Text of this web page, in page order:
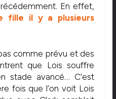
En effet,
fille il y a plusieurs
comme prévu et des
que Lois souffre
stade avancé… C’est
fois que l’on voit Lois